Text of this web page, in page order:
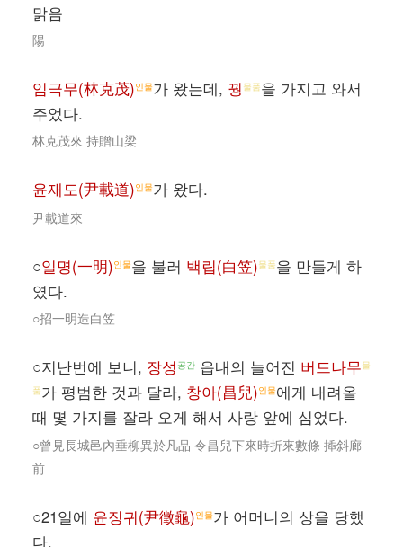
맑음
陽
임극무(林克茂)인물가 왔는데, 꿩 물품을 가지고 와서
주었다.
林克茂來 持贈山梁
윤재도(尹載道)인물가 왔다.
尹載道來
○일명(一明)인물을 불러 백립(白笠)물품을 만들게 하
였다.
○招一明造白笠
○지난번에 보니, 장성 공간 읍내의 늘어진 버드나무물
품가 평범한 것과 달라, 창아(昌兒)인물에게 내려올
때 몇 가지를 잘라 오게 해서 사랑 앞에 심었다.
○曾見長城邑內垂柳異於凡品 令昌兒下來時折來數條 揷斜廊
前
○21일에 윤징귀(尹徵龜)인물가 어머니의 상을 당했
다.